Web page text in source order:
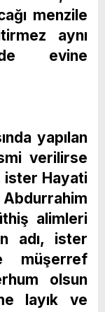
menzile
aynı
evine
yapılan
verilirse
ister Hayati
alimleri
adı, ister
müşerref
olsun
layık ve